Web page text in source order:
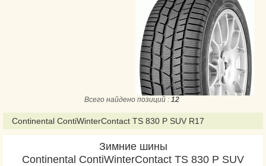
ContiWinterContact
TS 830 P SUV
ContiWinterContact TS
ContiWinterContact TS
850 P SUV
ExtremeWinterContact
IceContact 2
IceContact 2 SUV
IceContact 3
Всего найдено позиций : 12
Continental ContiWinterContact TS 830 P SUV R17
Зимние шины
Continental ContiWinterContact TS 830 P SUV